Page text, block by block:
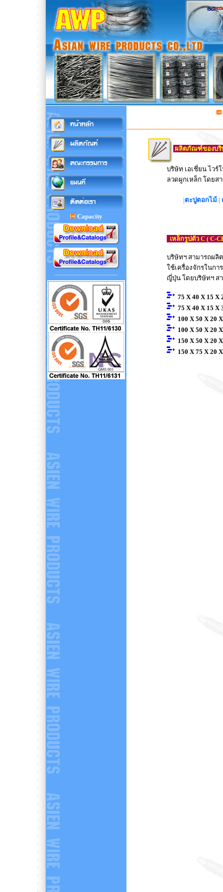
Capacity
ผลิตภัณฑ์ของบริ
บริษัท เอเชี่ยน ไว
ลวดผูกเหล็ก โดย
|ตะปูตอกไม้ |
เหล็กรูปตัว C ( C-
บริษัทฯ สามารถผลิ
ใช้เครื่องจักรในกา
ญี่ปุ่น โดยบริษัทฯ ส
75 X 40 X 15 X
75 X 40 X 15 X
100 X 50 X 20
100 X 50 X 20
150 X 50 X 20
150 X 75 X 20